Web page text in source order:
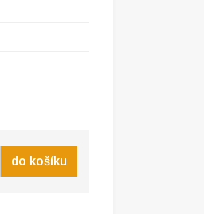
do košíku